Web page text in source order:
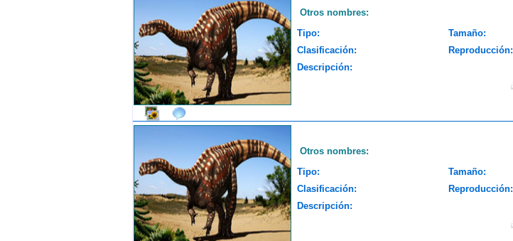
Otros nombres:
Tipo:
Tamaño:
Clasificación:
Reproducción:
Descripción:
Otros nombres:
Tipo:
Tamaño:
Clasificación:
Reproducción:
Descripción: